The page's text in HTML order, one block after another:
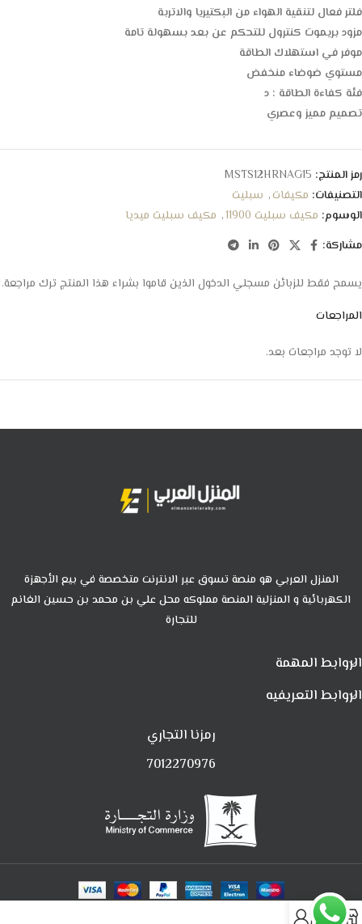
فلتر فعال لتنقية الهواء من البكتيريا والاتربة
مزود بريموت كنترول للتحكم عن بعد بسهولة تامة
موفر في استهلاك الطاقة
مستوي ضوضاء منخفض
فئة كفاءة الطاقة : د
تصميم مميز وعصري
رمز المنتج: MSTS12HRNAG15
التصنيفات: مكيفات, سبليت
الوسوم: مكيف سبليت 11900 , مكيف سبليت ميديا
مشاركة:
المراجعات
لا توجد مراجعات بعد.
يسمح فقط للزبائن مسجلي الدخول الذين قاموا بشراء هذا المنتج ترك مراجعة.
المنزل العربي هو منصة تسوق عبر الانترنت متخصصة في بيع الأجهزة
الكهربائية و المنزلية المنصة مملوكه محل علي بن محمد بن حسين الغانم
للتجارة
الروابط المهمة
الروابط التعريفيه
رمزنا التجاري
7012270976